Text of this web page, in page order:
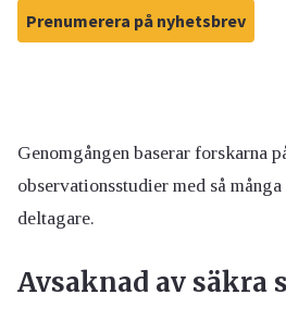
Prenumerera på nyhetsbrev
Genomgången baserar forskarna
observationsstudier med så
deltagare.
Avsaknad av säkra